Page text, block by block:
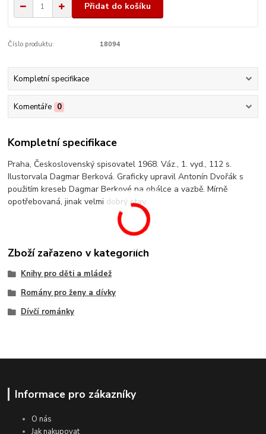
Přidat do košíku
Číslo produktu: 18094
Kompletní specifikace
Komentáře 0
Kompletní specifikace
Praha, Československý spisovatel 1968. Váz., 1. vyd., 112 s.
Ilustorvala Dagmar Berková. Graficky upravil Antonín Dvořák s
použitím kreseb Dagmar Berkové na obálce a vazbě. Mírně
opotřebovaná, jinak velmi dobrý stav.
Zboží zařazeno v kategoriích
Knihy pro děti a mládež
Romány pro ženy a dívky
Dívčí románky
Informace pro zákazníky
O nás